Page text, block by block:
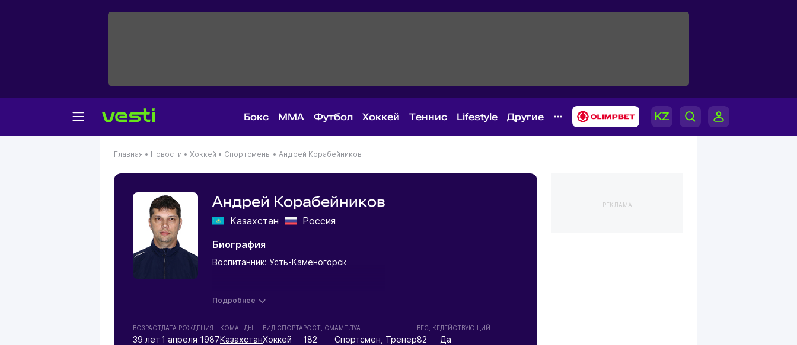
Бокс MMA Футбол Хоккей Теннис Lifestyle Другие
Главная • Новости • Хоккей • Спортсмены • Андрей Корабейников
Андрей Корабейников
Казахстан
Россия
Биография
Воспитанник: Усть-Каменогорск
Подробнее
ВОЗРАСТ
39 лет
ДАТА РОЖДЕНИЯ
1 апреля 1987
КОМАНДЫ
Казахстан
ВИД СПОРТА
Хоккей
РОСТ, СМ
182
АМПЛУА
Спортсмен, Тренер
ВЕС, КГ
82
ДЕЙСТВУЮЩИЙ
Да
РЕКЛАМА